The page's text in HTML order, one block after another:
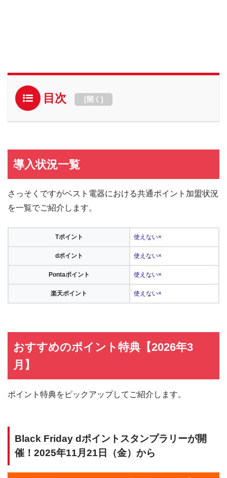
目次 [開く ]
導入状況一覧
さっそくですがベスト電器における共通ポイント加盟状況
を一覧でご紹介します。
Tポイント 使えない×
dポイント 使えない×
Pontaポイント 使えない×
楽天ポイント 使えない×
おすすめのポイント特典【2026年3
月】
ポイント特典をピックアップしてご紹介します。
Black Friday dポイントスタンプラリーが開
催！2025年11月21日（金）から